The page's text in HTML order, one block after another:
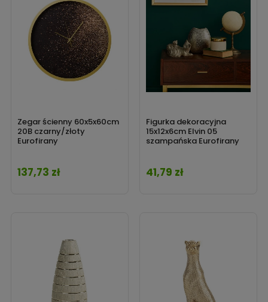
Zegar ścienny 60x5x60cm
20B czarny/złoty
Eurofirany
Cena
137,73 zł
Figurka dekoracyjna
15x12x6cm Elvin 05
szampańska Eurofirany
Cena
41,79 zł